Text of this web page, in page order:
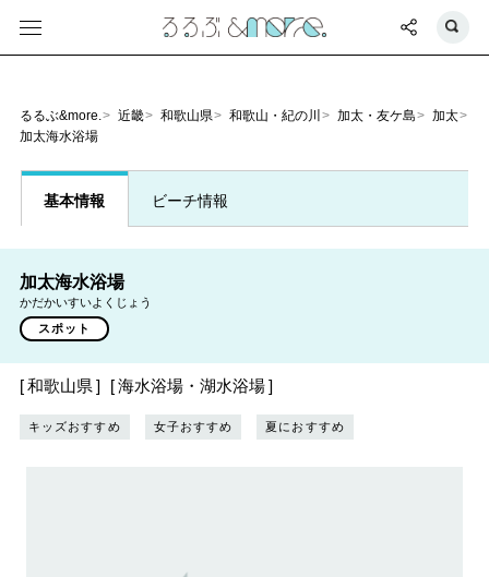
るるぶ&more. 近畿 和歌山県 和歌山・紀の川 加太・友ケ島
加太
加太海水浴場
基本情報 ビーチ情報
加太海水浴場
かだかいすいよくじょう
スポット
和歌山県 海水浴場・湖水浴場
キッズおすすめ 女子おすすめ 夏におすすめ